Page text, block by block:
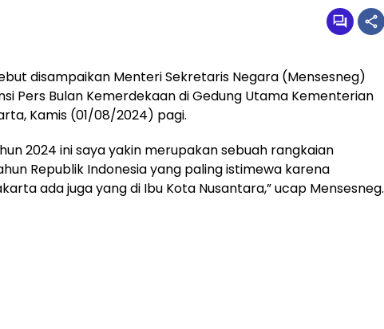
disampaikan Menteri Sekretaris Negara (Mensesneg)
Pers Bulan Kemerdekaan di Gedung Utama Kementerian
Kamis (01/08/2024) pagi.
2024 ini saya yakin merupakan sebuah rangkaian
Republik Indonesia yang paling istimewa karena
ada juga yang di Ibu Kota Nusantara,” ucap Mensesneg.